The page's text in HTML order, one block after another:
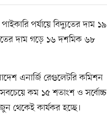
পর্যায়ে বিদ্যুতের দাম ১৯
দাম গড়ে ১৬ দশমিক ৬৮
এনার্জি রেগুলেটরি কমিশন
সবচেয়ে কম ১৫ শতাংশ ও সর্বোচ্চ
থেকেই কার্যকর হচ্ছে।